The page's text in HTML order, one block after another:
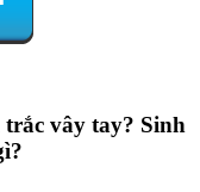
vây tay? Sinh